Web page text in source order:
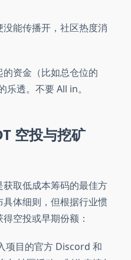
没能传播开，社区热度消
资金（比如总仓位的
透。不要 All in。
空投与挖矿
取低成本筹码的最佳方
体细则，但根据行业惯
空投或早期份额：
项目的官方 Discord 和